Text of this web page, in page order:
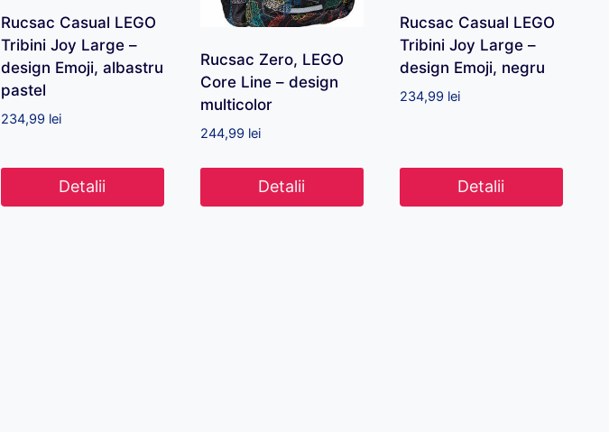
Rucsac Casual LEGO
Tribini Joy Large –
design Emoji, albastru
pastel
234,99 lei
Detalii
Rucsac Zero, LEGO
Core Line – design
multicolor
244,99 lei
Detalii
Rucsac Casual LEGO
Tribini Joy Large –
design Emoji, negru
234,99 lei
Detalii